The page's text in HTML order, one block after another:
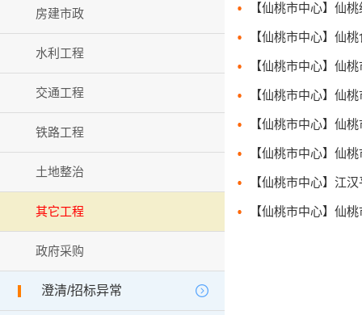
房建市政
水利工程
交通工程
铁路工程
土地整治
其它工程
政府采购
澄清/招标异常
【仙桃市中心】仙
【仙桃市中心】仙
【仙桃市中心】仙
【仙桃市中心】仙